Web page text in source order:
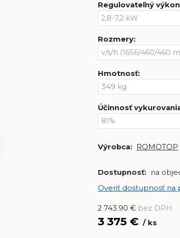
Regulovateľný výkon
Rozmery:
Hmotnosť:
Účinnosť
Výrobca: ROMOTOP
Dostupnosť: na
Overiť dostupnosť na
2 743.90 € bez DPH
3 375 € ks